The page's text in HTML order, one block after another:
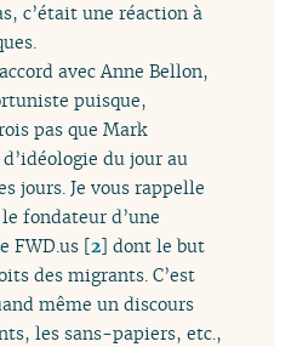
c’était une réaction à
avec Anne Bellon,
puisque,
pas que Mark
du jour au
jours. Je vous rappelle
fondateur d’une
FWD.us [2] dont le but
des migrants. C’est
même un discours
les sans-papiers, etc.,